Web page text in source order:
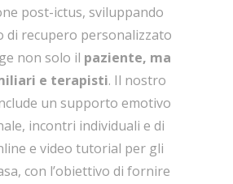
post-ictus, sviluppando
di recupero personalizzato
non solo il paziente, ma
e terapisti. Il nostro
un supporto emotivo
incontri individuali e di
e video tutorial per gli
con l’obiettivo di fornire